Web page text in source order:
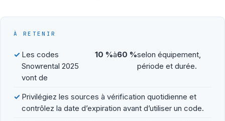
À RETENIR
Les codes
Snowrental 2025
vont de
10 %à60 %selon équipement,
période et durée.
Privilégiez les sources à vérification quotidienne et
contrôlez la date d’expiration avant d’utiliser un code.